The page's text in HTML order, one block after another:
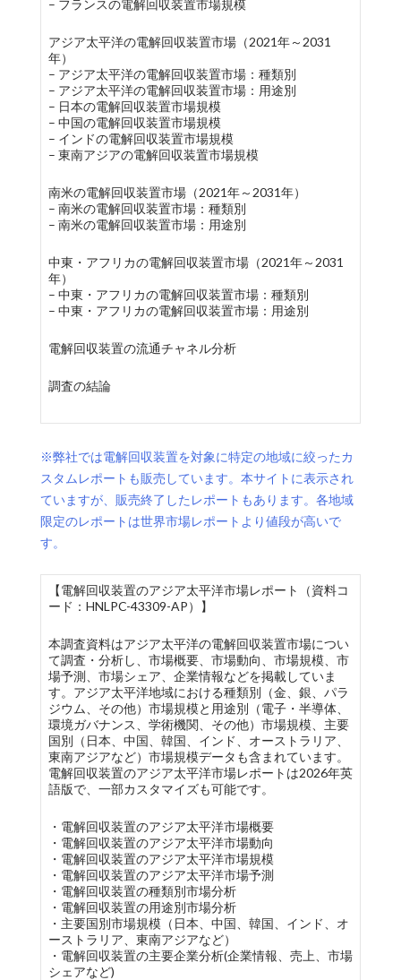
– フランスの電解回収装置市場規模
アジア太平洋の電解回収装置市場（2021年～2031
年）
– アジア太平洋の電解回収装置市場：種類別
– アジア太平洋の電解回収装置市場：用途別
– 日本の電解回収装置市場規模
– 中国の電解回収装置市場規模
– インドの電解回収装置市場規模
– 東南アジアの電解回収装置市場規模
南米の電解回収装置市場（2021年～2031年）
– 南米の電解回収装置市場：種類別
– 南米の電解回収装置市場：用途別
中東・アフリカの電解回収装置市場（2021年～2031
年）
– 中東・アフリカの電解回収装置市場：種類別
– 中東・アフリカの電解回収装置市場：用途別
電解回収装置の流通チャネル分析
調査の結論
※弊社では電解回収装置を対象に特定の地域に絞ったカ
スタムレポートも販売しています。本サイトに表示され
ていますが、販売終了したレポートもあります。各地域
限定のレポートは世界市場レポートより値段が高いで
す。
【電解回収装置のアジア太平洋市場レポート（資料コ
ード：HNLPC-43309-AP）】
本調査資料はアジア太平洋の電解回収装置市場につい
て調査・分析し、市場概要、市場動向、市場規模、市
場予測、市場シェア、企業情報などを掲載していま
す。アジア太平洋地域における種類別（金、銀、パラ
ジウム、その他）市場規模と用途別（電子・半導体、
環境ガバナンス、学術機関、その他）市場規模、主要
国別（日本、中国、韓国、インド、オーストラリア、
東南アジアなど）市場規模データも含まれています。
電解回収装置のアジア太平洋市場レポートは2026年英
語版で、一部カスタマイズも可能です。
・電解回収装置のアジア太平洋市場概要
・電解回収装置のアジア太平洋市場動向
・電解回収装置のアジア太平洋市場規模
・電解回収装置のアジア太平洋市場予測
・電解回収装置の種類別市場分析
・電解回収装置の用途別市場分析
・主要国別市場規模（日本、中国、韓国、インド、オ
ーストラリア、東南アジアなど）
・電解回収装置の主要企業分析(企業情報、売上、市場
シェアなど)